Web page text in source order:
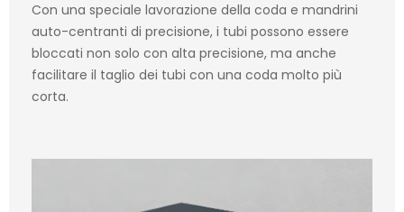
Con una speciale lavorazione della coda e mandrini
auto-centranti di precisione, i tubi possono essere
bloccati non solo con alta precisione, ma anche
facilitare il taglio dei tubi con una coda molto più
corta.